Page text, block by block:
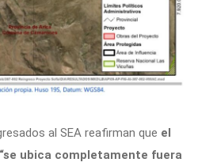
al SEA reafirman que el
ubica completamente fuera